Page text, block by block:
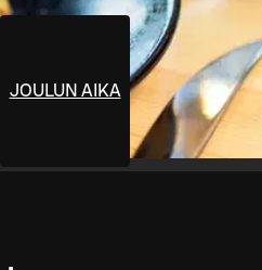
JOULUN AIKA